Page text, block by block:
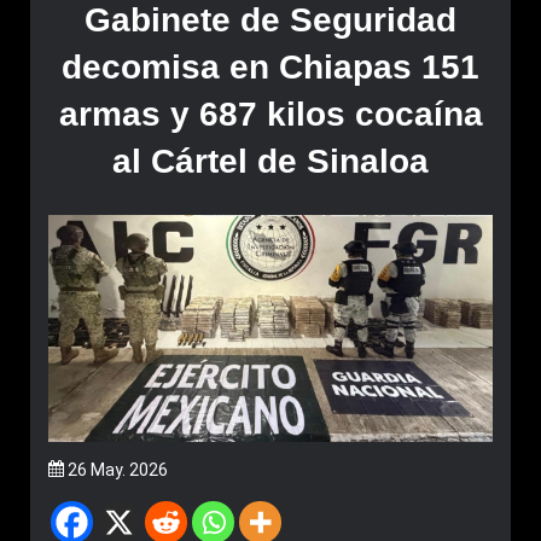
Gabinete de Seguridad
decomisa en Chiapas 151
armas y 687 kilos cocaína
al Cártel de Sinaloa
26 May. 2026